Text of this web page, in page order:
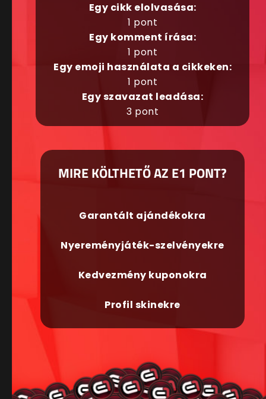
Egy cikk elolvasása:
1 pont
Egy komment írása:
1 pont
Egy emoji használata a cikkeken:
1 pont
Egy szavazat leadása:
3 pont
MIRE KÖLTHETŐ AZ E1 PONT?
Garantált ajándékokra
Nyereményjáték-szelvényekre
Kedvezmény kuponokra
Profil skinekre